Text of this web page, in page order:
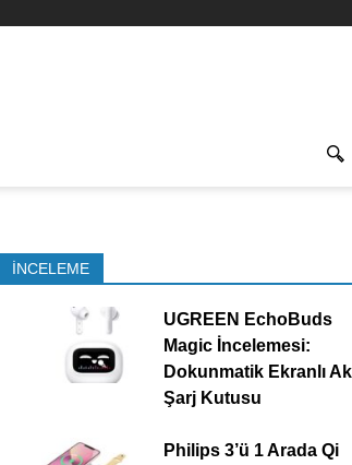
İNCELEME
UGREEN EchoBuds
Magic İncelemesi:
Dokunmatik Ekranlı
Şarj Kutusu
Philips 3’ü 1 Arada Qi